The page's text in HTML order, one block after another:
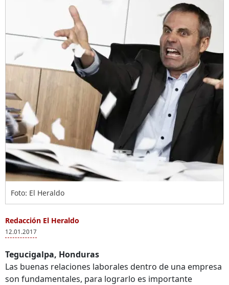
Foto: El Heraldo
Redacción El Heraldo
12.01.2017
Tegucigalpa, Honduras
Las buenas relaciones laborales dentro de una empresa
son fundamentales, para lograrlo es importante